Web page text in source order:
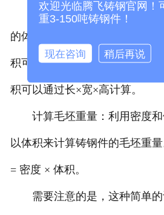
计算体积：根据几何形状和
的体积。不同形状的计算方法
积可以通过πr²h计算（r为半径
积可以通过长×宽×高计算。
计算毛坯重量：利用密度和
以体积来计算铸钢件的毛坯重
= 密度 × 体积。
需要注意的是，这种简单的
欢迎光临腾飞铸钢官网！
重3-150吨铸钢件！
现在咨询 稍后再说